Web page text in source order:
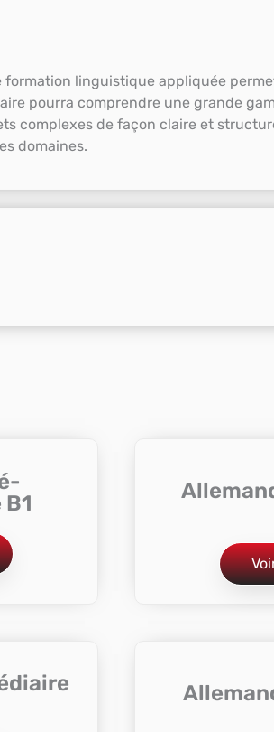
formation linguistique appliquée
pourra comprendre une grande
complexes de façon claire et
domaines.